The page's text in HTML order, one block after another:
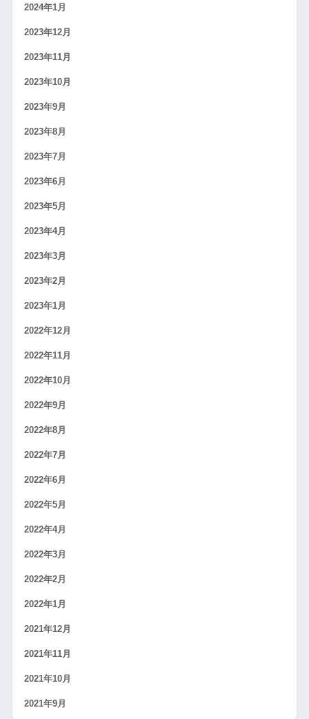
2024年1月
2023年12月
2023年11月
2023年10月
2023年9月
2023年8月
2023年7月
2023年6月
2023年5月
2023年4月
2023年3月
2023年2月
2023年1月
2022年12月
2022年11月
2022年10月
2022年9月
2022年8月
2022年7月
2022年6月
2022年5月
2022年4月
2022年3月
2022年2月
2022年1月
2021年12月
2021年11月
2021年10月
2021年9月